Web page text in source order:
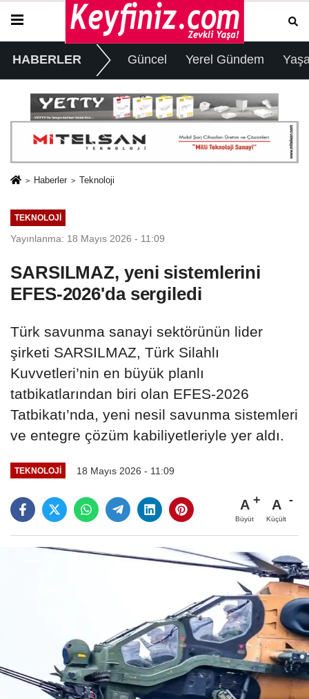
HABERLER Güncel Yerel Gündem
Haberler Teknoloji
TEKNOLOJI
Yayınlanma: 18 Mayıs 2026 - 11:09
SARSILMAZ, yeni sistemlerini
EFES-2026'da sergiledi
Türk savunma sanayi sektörünün lider
şirketi SARSILMAZ, Türk Silahlı
Kuvvetleri’nin en büyük planlı
tatbikatlarından biri olan EFES-2026
Tatbikatı’nda, yeni nesil savunma sistemleri
ve entegre çözüm kabiliyetleriyle yer aldı.
TEKNOLOJI 18 Mayıs 2026 - 11:09
A
Büyüt
A
Küçült